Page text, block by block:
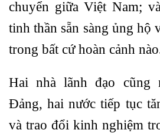
chuyển giữa Việt Nam;
tinh thần sẵn sàng ủng hộ
trong bất cứ hoàn cảnh
Hai nhà lãnh đạo cũng
Đảng, hai nước tiếp tục
và trao đổi kinh nghiệm